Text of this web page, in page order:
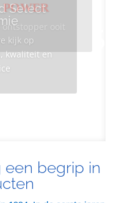
Select
kijk op
kwaliteit en
POWER
ontstopper ooit
een begrip in